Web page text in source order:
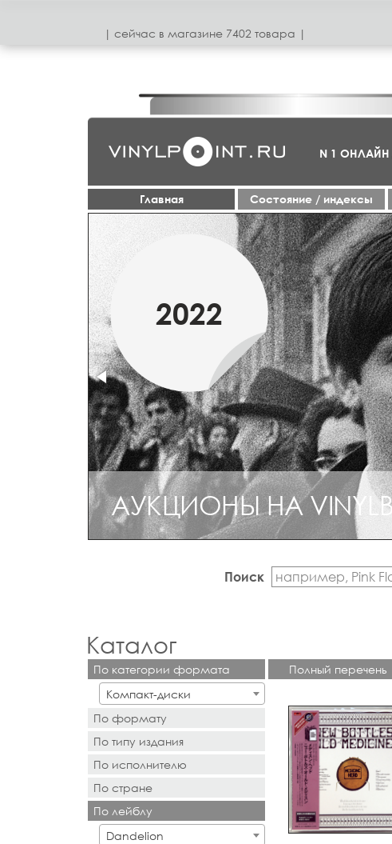
| сeйчас в магазинe 7402 товара |
N 1
Главная Cостояние / индексы
МАРТ
2019
2022
АУКЦИОНЫ НА
Поиск
Каталог
По категории формата
Компакт-диски
По формату
- Выбор -
По типу издания
- Выбор -
По исполнителю
- Поиск или выбор -
По стране
- Поиск или выбор -
По лейблу
Dandelion
Полный перечень